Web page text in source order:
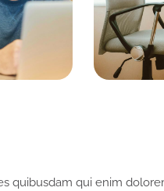
quibusdam qui enim